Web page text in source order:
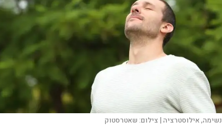
נשימה, אילוסטרציה | צילום:שאטרסטוק